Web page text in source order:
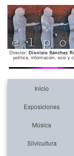
Director: Dionisio Sánchez
política, información, ocio y
Inicio
Exposiciones
Música
Silvicultura